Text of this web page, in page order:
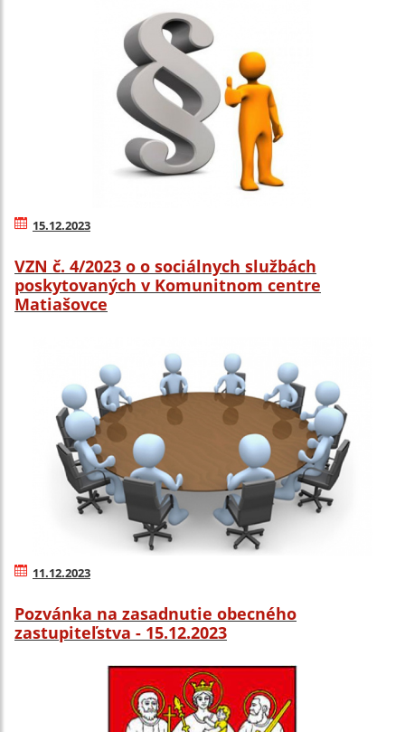
15.12.2023
VZN č. 4/2023 o o sociálnych službách
poskytovaných v Komunitnom centre
Matiašovce
11.12.2023
Pozvánka na zasadnutie obecného
zastupiteľstva - 15.12.2023